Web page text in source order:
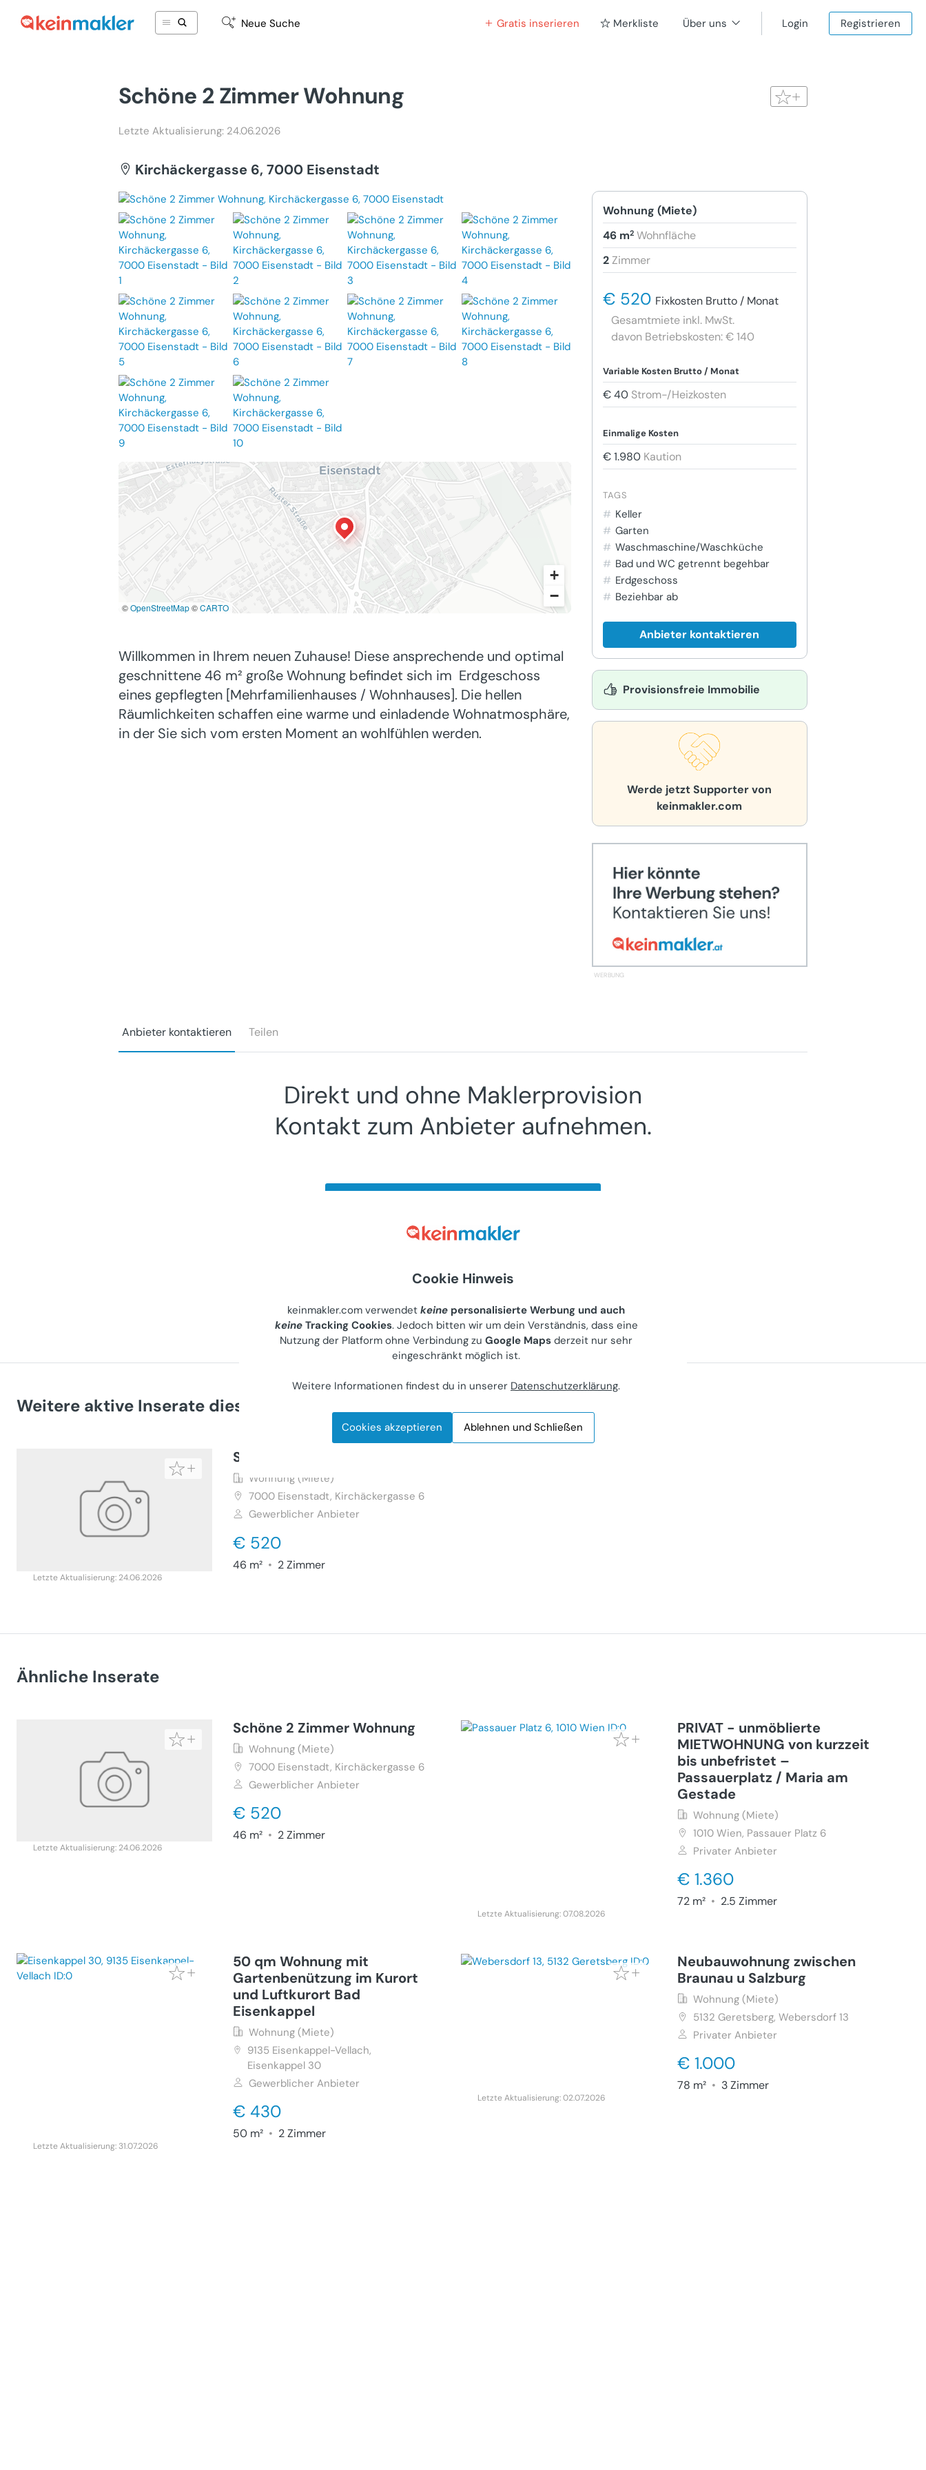
Neue Suche Gratis inserieren Merkliste Über uns Login Registrieren
Schöne 2 Zimmer Wohnung
Letzte Aktualisierung: 24.06.2026
Kirchäckergasse 6, 7000 Eisenstadt
©OpenStreetMap©CARTO
+
−
Willkommen in Ihrem neuen Zuhause! Diese ansprechende und optimal
geschnittene 46 m² große Wohnung befindet sich im Erdgeschoss
eines gepflegten [Mehrfamilienhauses / Wohnhauses]. Die hellen
Räumlichkeiten schaffen eine warme und einladende Wohnatmosphäre,
in der Sie sich vom ersten Moment an wohlfühlen werden.
Wohnung (Miete)
46 m2 Wohnfläche
2 Zimmer
€ 520 Fixkosten Brutto / Monat
Gesamtmiete inkl. MwSt.
davon Betriebskosten: € 140
Variable Kosten Brutto / Monat
€ 40 Strom-/Heizkosten
Einmalige Kosten
€ 1.980 Kaution
TAGS
Keller
Garten
Waschmaschine/Waschküche
Bad und WC getrennt begehbar
Erdgeschoss
Beziehbar ab
Anbieter kontaktieren
Provisionsfreie Immobilie
Werde jetzt Supporter von
keinmakler.com
Anbieter kontaktieren Teilen
Direkt und ohne Maklerprovision
Kontakt zum Anbieter aufnehmen.
Weitere aktive Inserate dieses Anbieters
Schöne 2 Zimmer Wohnung
Wohnung (Miete)
7000 Eisenstadt, Kirchäckergasse 6
Gewerblicher Anbieter
€ 520
46 m² • 2 Zimmer
Letzte Aktualisierung: 24.06.2026
Ähnliche Inserate
Schöne 2 Zimmer Wohnung
Wohnung (Miete)
7000 Eisenstadt, Kirchäckergasse 6
Gewerblicher Anbieter
€ 520
46 m² • 2 Zimmer
Letzte Aktualisierung: 24.06.2026
PRIVAT - unmöblierte
MIETWOHNUNG von kurzzeit
bis unbefristet –
Passauerplatz / Maria am
Gestade
Wohnung (Miete)
1010 Wien, Passauer Platz 6
Privater Anbieter
€ 1.360
72 m² • 2.5 Zimmer
Letzte Aktualisierung: 07.08.2026
50 qm Wohnung mit
Gartenbenützung im Kurort
und Luftkurort Bad
Eisenkappel
Wohnung (Miete)
9135 Eisenkappel-Vellach,
Eisenkappel 30
Gewerblicher Anbieter
€ 430
50 m² • 2 Zimmer
Letzte Aktualisierung: 31.07.2026
Neubauwohnung zwischen
Braunau u Salzburg
Wohnung (Miete)
5132 Geretsberg, Webersdorf 13
Privater Anbieter
€ 1.000
78 m² • 3 Zimmer
Letzte Aktualisierung: 02.07.2026
Cookie Hinweis
keinmakler.com verwendet keine personalisierte Werbung und auch
keineTracking Cookies. Jedoch bitten wir um dein Verständnis, dass eine
Nutzung der Platform ohne Verbindung zu Google Maps derzeit nur sehr
eingeschränkt möglich ist.
Weitere Informationen findest du in unserer Datenschutzerklärung.
Cookies akzeptieren Ablehnen und Schließen